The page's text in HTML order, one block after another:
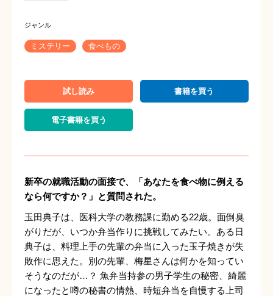
ミステリー 食べもの
試し読み 書籍を買う
電子書籍を買う
新卒の就職活動の面接で、「あなたを食べ物に例える
なら何ですか？」と質問された。
玉田典子は、医科大学の教務課に勤める22歳。面倒臭
がりだが、いつか弁当作りに挑戦してみたい。ある日
典子は、料理上手の先輩の弁当に入った玉子焼きが失
敗作に思えた。別の先輩、梅星さんは何かを知ってい
そうなのだが…？ 魚弁当持参の男子学生の秘密、綺麗
になったと噂の秘書の情熱、時短弁当を自慢する上司